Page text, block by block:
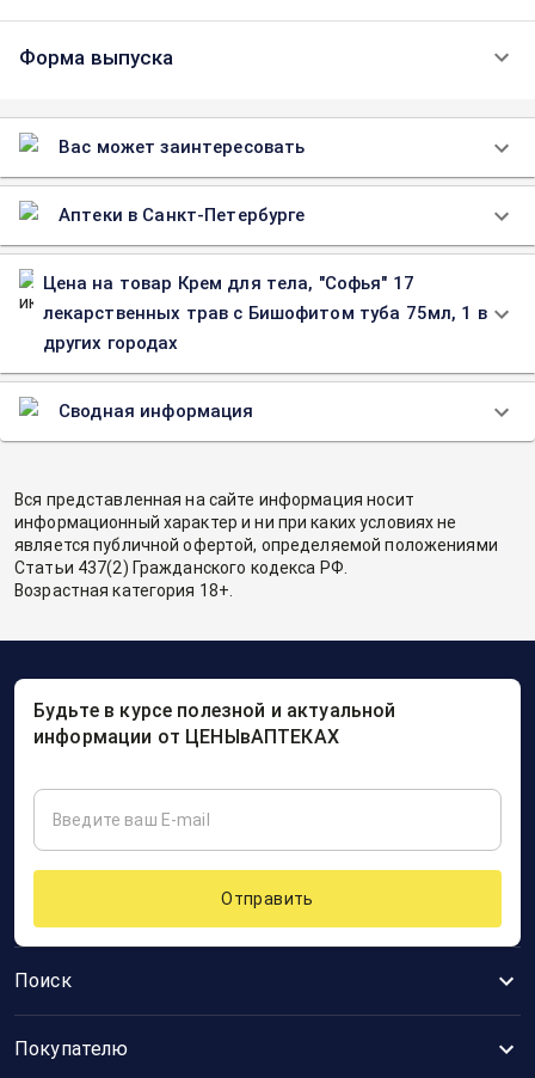
Форма выпуска
Вас может заинтересовать
Аптеки в Санкт-Петербурге
Цена на товар Крем для тела, "Софья" 17
лекарственных трав с Бишофитом туба 75мл, 1 в
других городах
Сводная информация
Вся представленная на сайте информация носит
информационный характер и ни при каких условиях не
является публичной офертой, определяемой положениями
Статьи 437(2) Гражданского кодекса РФ.
Возрастная категория 18+.
Поиск
Покупателю
Будьте в курсе полезной и актуальной
информации от ЦЕНЫвАПТЕКАХ
Отправить